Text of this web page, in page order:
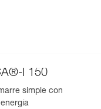
I 150
simple con